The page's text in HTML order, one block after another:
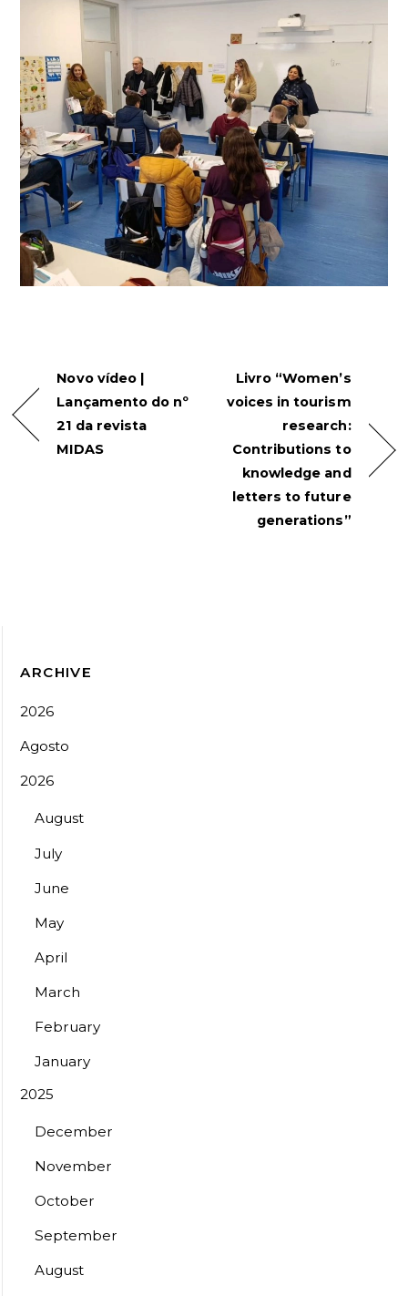
Novo vídeo |
Lançamento do nº
21 da revista
MIDAS
Livro “Women’s
voices in tourism
research:
Contributions to
knowledge and
letters to future
generations”
ARCHIVE
2026
Agosto
2026
August
July
June
May
April
March
February
January
2025
December
November
October
September
August